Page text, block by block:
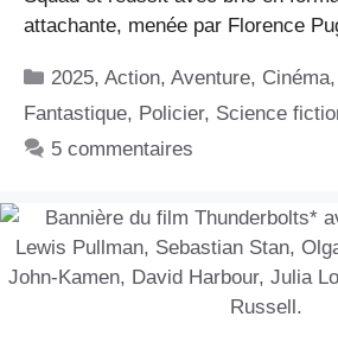
attachante, menée par Florence
Catégories
2025,Action,Aventure, Cinéma,
Fantastique, Policier, Science
5 commentaires